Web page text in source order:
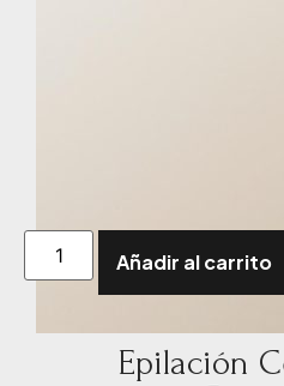
Añadir al carrito
Epilación